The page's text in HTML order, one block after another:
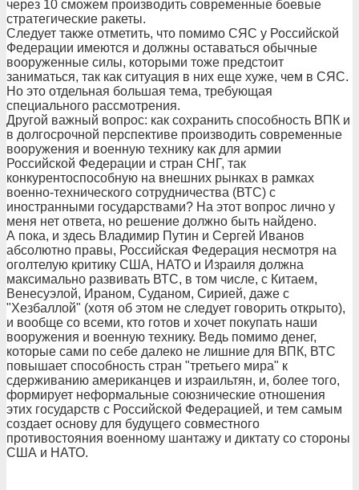
через 10 сможем производить современные боевые
стратегические ракеты.
Следует также отметить, что помимо СЯС у Российской
Федерации имеются и должны оставаться обычные
вооруженные силы, которыми тоже предстоит
заниматься, так как ситуация в них еще хуже, чем в СЯС.
Но это отдельная большая тема, требующая
специального рассмотрения.
Другой важный вопрос: как сохранить способность ВПК и
в долгосрочной перспективе производить современные
вооружения и военную технику как для армии
Российской Федерации и стран СНГ, так
конкурентоспособную на внешних рынках в рамках
военно-технического сотрудничества (ВТС) с
иностранными государствами? На этот вопрос лично у
меня нет ответа, но решение должно быть найдено.
А пока, и здесь Владимир Путин и Сергей Иванов
абсолютно правы, Российская Федерация несмотря на
оголтелую критику США, НАТО и Израиля должна
максимально развивать ВТС, в том числе, с Китаем,
Венесуэлой, Ираном, Суданом, Сирией, даже с
"Хезбаллой" (хотя об этом не следует говорить открыто),
и вообще со всеми, кто готов и хочет покупать наши
вооружения и военную технику. Ведь помимо денег,
которые сами по себе далеко не лишние для ВПК, ВТС
повышает способность стран "третьего мира" к
сдерживанию американцев и израильтян, и, более того,
формирует неформальные союзнические отношения
этих государств с Российской Федерацией, и тем самым
создает основу для будущего совместного
противостояния военному шантажу и диктату со стороны
США и НАТО.